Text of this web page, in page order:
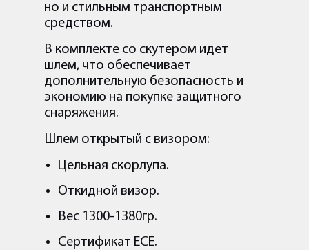
но и стильным транспортным
средством.
В комплекте со скутером идет
шлем, что обеспечивает
дополнительную безопасность и
экономию на покупке защитного
снаряжения.
Шлем открытый с визором:
Цельная скорлупа.
Откидной визор.
Вес 1300-1380гр.
Сертификат ECE.